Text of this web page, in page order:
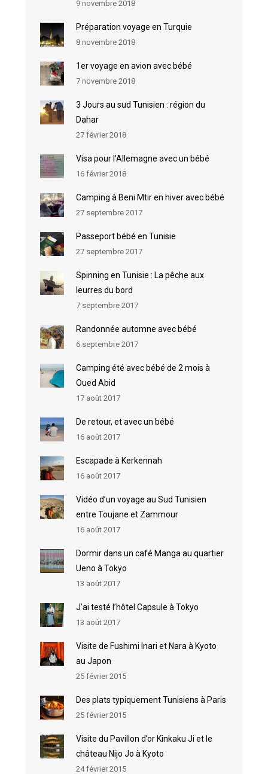
9 novembre 2018
Préparation voyage en Turquie
8 novembre 2018
1er voyage en avion avec bébé
7 novembre 2018
3 Jours au sud Tunisien : région du
Dahar
27 février 2018
Visa pour l’Allemagne avec un bébé
16 février 2018
Camping à Beni Mtir en hiver avec bébé
27 septembre 2017
Passeport bébé en Tunisie
27 septembre 2017
Spinning en Tunisie : La pêche aux
leurres du bord
7 septembre 2017
Randonnée automne avec bébé
6 septembre 2017
Camping été avec bébé de 2 mois à
Oued Abid
17 août 2017
De retour, et avec un bébé
16 août 2017
Escapade à Kerkennah
16 août 2017
Vidéo d’un voyage au Sud Tunisien
entre Toujane et Zammour
16 août 2017
Dormir dans un café Manga au quartier
Ueno à Tokyo
13 août 2017
J’ai testé l’hôtel Capsule à Tokyo
13 août 2017
Visite de Fushimi Inari et Nara à Kyoto
au Japon
25 février 2015
Des plats typiquement Tunisiens à Paris
25 février 2015
Visite du Pavillon d’or Kinkaku Ji et le
château Nijo Jo à Kyoto
24 février 2015